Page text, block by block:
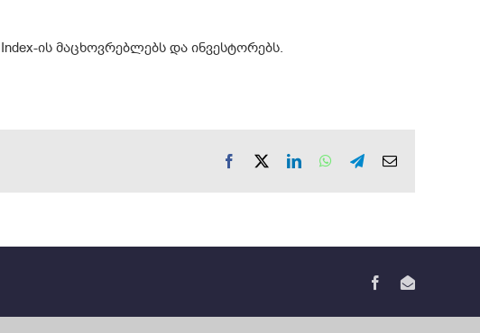
ის მაცხოვრებლებს და ინვესტორებს.
Facebook LinkedInWhatsApp
Telegram
ელ-
Facebook
ელ-